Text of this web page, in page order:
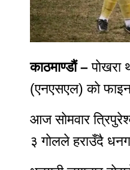
रोजगार
विचार
सुदूरपश्चिम
बैतडी
बझाङ
दार्चुला
काठमाण्डाैं –पाेखरा
(एनएसएल) काे
आज साेमवार
३ गाेलले हराउँदै